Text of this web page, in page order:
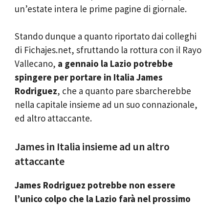
un’estate intera le prime pagine di giornale.
Stando dunque a quanto riportato dai colleghi
di Fichajes.net, sfruttando la rottura con il Rayo
Vallecano, a gennaio la Lazio potrebbe
spingere per portare in Italia James
Rodriguez, che a quanto pare sbarcherebbe
nella capitale insieme ad un suo connazionale,
ed altro attaccante.
James in Italia insieme ad un altro
attaccante
James Rodriguez potrebbe non essere
l’unico colpo che la Lazio farà nel prossimo